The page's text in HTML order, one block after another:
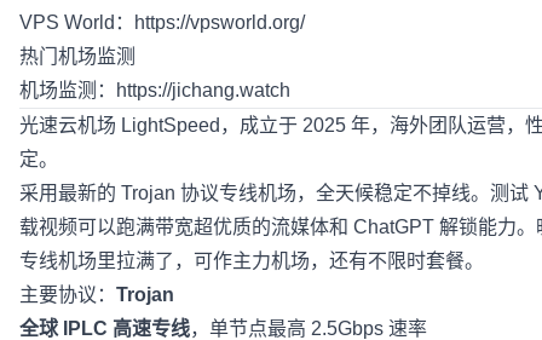
VPS World：
https://vpsworld.org/
热门机场监测
机场监测：
https://jichang.watch
光速云机场 LightSpeed ，成立于 2025 年，海外团队运营，
定。
采用最新的 Trojan 协议专线机场，全天候稳定不掉线。测试
载视频可以跑满带宽超优质的流媒体和 ChatGPT 解锁能力
专线机场里拉满了，可作主力机场，还有不限时套餐。
主要协议： Trojan
全球 IPLC 高速专线，单节点最高 2.5Gbps 速率